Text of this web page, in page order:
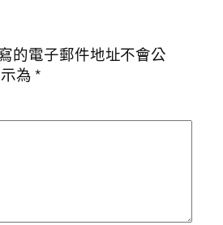
的電子郵件地址不會公
為*